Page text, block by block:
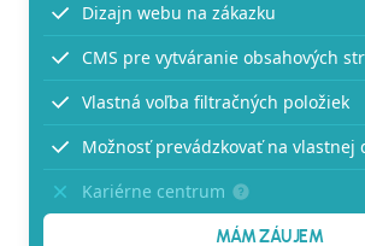
Dizajn webu na zákazku
CMS pre vytváranie obsahových
Vlastná voľba filtračných položiek
Možnosť prevádzkovať na vlastnej
Kariérne centrum
MÁM ZÁUJEM